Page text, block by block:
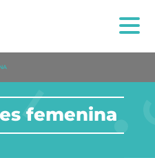
femenina